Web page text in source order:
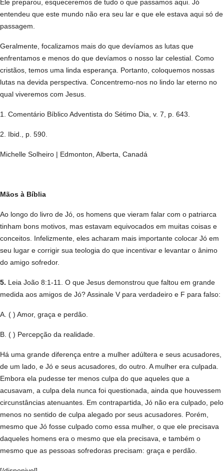
Ele preparou, esqueceremos de tudo o que passamos aqui. Jó
entendeu que este mundo não era seu lar e que ele estava aqui só de
passagem.
Geralmente, focalizamos mais do que devíamos as lutas que
enfrentamos e menos do que devíamos o nosso lar celestial. Como
cristãos, temos uma linda esperança. Portanto, coloquemos nossas
lutas na devida perspectiva. Concentremo-nos no lindo lar eterno no
qual viveremos com Jesus.
1. Comentário Bíblico Adventista do Sétimo Dia, v. 7, p. 643.
2. Ibid., p. 590.
Michelle Solheiro | Edmonton, Alberta, Canadá
Mãos à Bíblia
Ao longo do livro de Jó, os homens que vieram falar com o patriarca
tinham bons motivos, mas estavam equivocados em muitas coisas e
conceitos. Infelizmente, eles acharam mais importante colocar Jó em
seu lugar e corrigir sua teologia do que incentivar e levantar o ânimo
do amigo sofredor.
5. Leia João 8:1-11. O que Jesus demonstrou que faltou em grande
medida aos amigos de Jó? Assinale V para verdadeiro e F para falso:
A. ( ) Amor, graça e perdão.
B. ( ) Percepção da realidade.
Há uma grande diferença entre a mulher adúltera e seus acusadores,
de um lado, e Jó e seus acusadores, do outro. A mulher era culpada.
Embora ela pudesse ter menos culpa do que aqueles que a
acusavam, a culpa dela nunca foi questionada, ainda que houvessem
circunstâncias atenuantes. Em contrapartida, Jó não era culpado, pelo
menos no sentido de culpa alegado por seus acusadores. Porém,
mesmo que Jó fosse culpado como essa mulher, o que ele precisava
daqueles homens era o mesmo que ela precisava, e também o
mesmo que as pessoas sofredoras precisam: graça e perdão.